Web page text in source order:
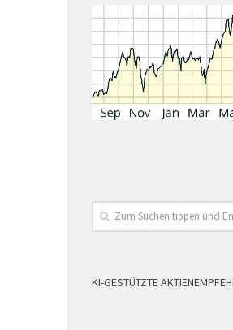
KI-GESTÜTZTE